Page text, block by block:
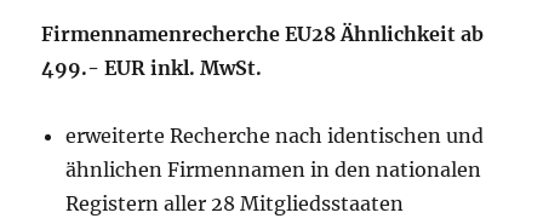
Firmennamenrecherche EU28 Ähnlichkeit ab
499.- EUR inkl. MwSt.
erweiterte Recherche nach identischen und
ähnlichen Firmennamen in den nationalen
Registern aller 28 Mitgliedsstaaten